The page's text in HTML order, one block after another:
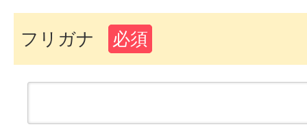
フリガナ 必須